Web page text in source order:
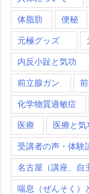
体脂肪 便秘
元極グッズ
内反小趾と気功
前立腺ガン
化学物質過敏症
医療 医療と気
受講者の声・体験
名古屋（講座、自
喘息（ぜんそく）